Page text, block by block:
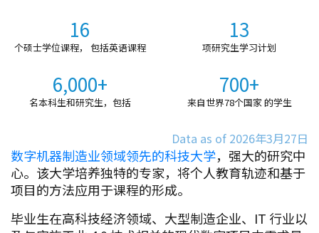
16
个硕士学位课程， 包括英语课程
13
项研究生学习计划
6,000+
名本科生和研究生，包括
700+
来自世界78个国家 的学生
Data as of 2026年3月27日
数字机器制造业领域领先的科技大学，强大的研究中
心。该大学培养独特的专家，将个人教育轨迹和基于
项目的方法应用于课程的形成。
毕业生在高科技经济领域、大型制造企业、IT 行业以